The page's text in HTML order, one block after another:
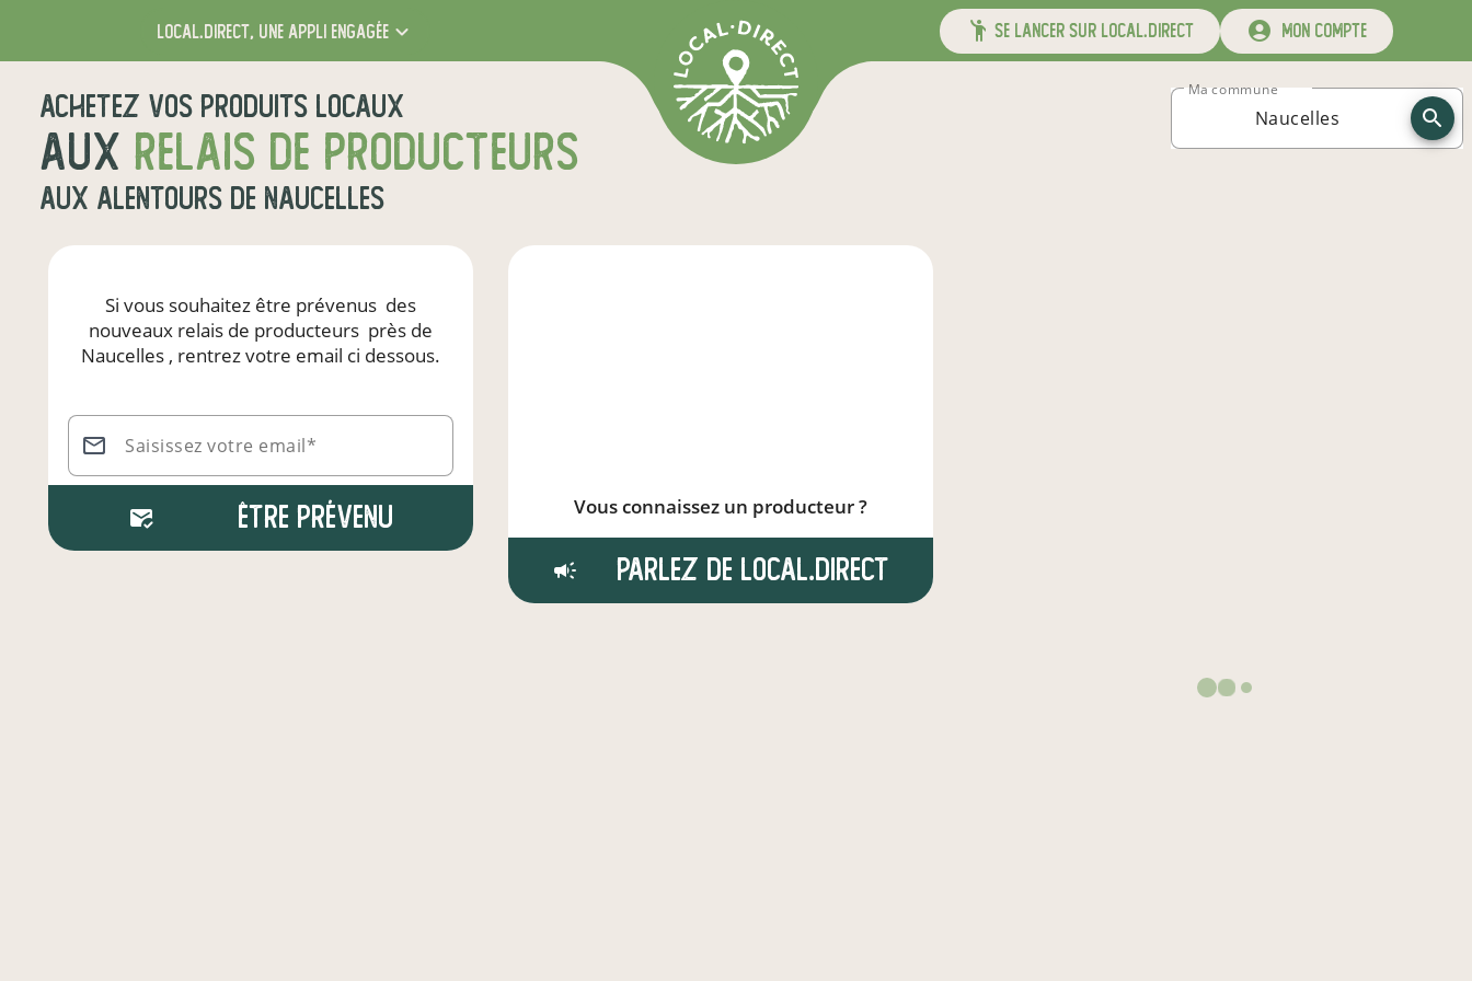
local.direct, une appli engagée se lancer sur local.direct mon compte
Achetez vos produits locaux
aux relais de producteurs
aux alentours de Naucelles
Ma commune
Si vous souhaitez être prévenus des
nouveaux relais de producteurs près de
Naucelles , rentrez votre email ci dessous.
Saisissez votre email*
Être prévenu Vous connaissez un producteur ?
Parlez de local.direct